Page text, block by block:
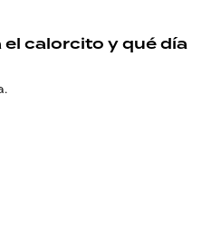
el calorcito y qué día